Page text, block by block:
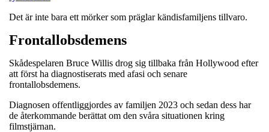
Det är inte bara ett mörker som präglar kändisfamiljens tillvaro.
Frontallobsdemens
Skådespelaren Bruce Willis drog sig tillbaka från Hollywood efter
att först ha diagnostiserats med afasi och senare
frontallobsdemens.
Diagnosen offentliggjordes av familjen 2023 och sedan dess har
de återkommande berättat om den svåra situationen kring
filmstjärnan.